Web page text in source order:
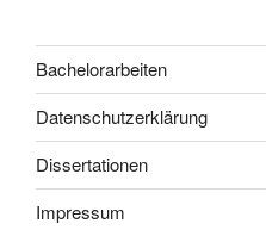
Bachelorarbeiten
Datenschutzerklärung
Dissertationen
Impressum